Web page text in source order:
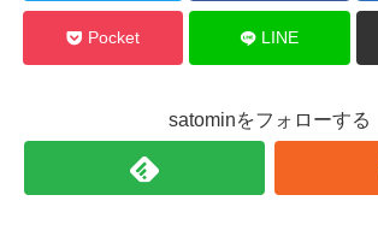
Pocket LINE
satominをフォローする